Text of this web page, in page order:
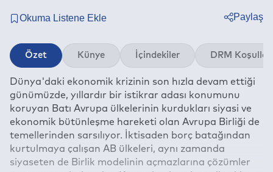
Paylaş
Twitter
Linkedin
Whatsapp
E-mail
Özet Künye İçindekiler DRM Koşulları
Dünya'daki ekonomik krizinin son hızla devam ettiği
günümüzde, yıllardır bir istikrar adası konumunu
koruyan Batı Avrupa ülkelerinin kurdukları siyasi ve
ekonomik bütünleşme hareketi olan Avrupa Birliği de
temellerinden sarsılıyor. İktisaden borç batağından
kurtulmaya çalışan AB ülkeleri, aynı zamanda
siyaseten de Birlik modelinin açmazlarına çözümler